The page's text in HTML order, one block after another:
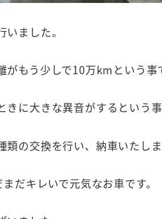
ました。
がもう少しで10万kmという事
きに大きな異音がするという
の交換を行い、納車いたしま
だキレいで元気なお車です。